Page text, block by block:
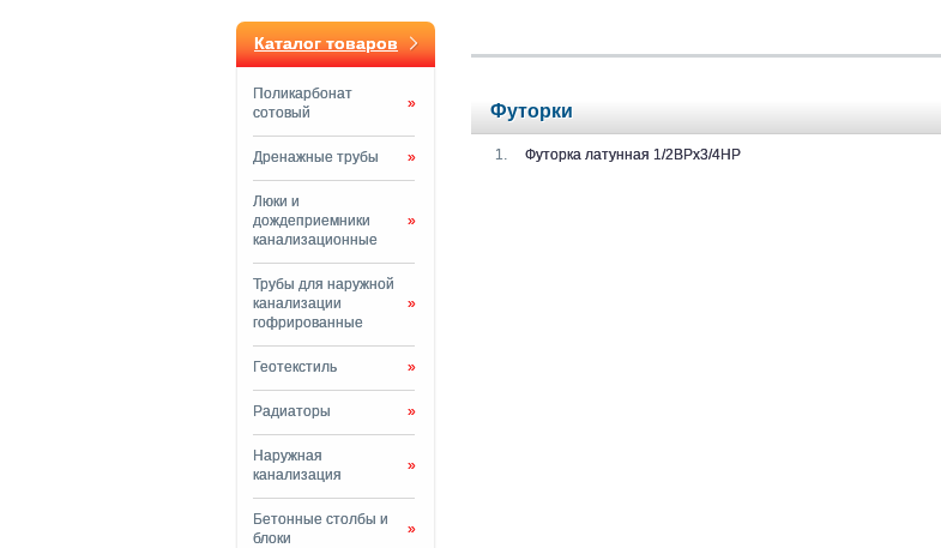
Каталог товаров
Поликарбонат
сотовый
»
Дренажные трубы »
Люки и
дождеприемники
канализационные
»
Трубы для наружной
канализации
гофрированные
»
Геотекстиль »
Радиаторы »
Наружная
канализация
»
Бетонные столбы и
блоки
»
Футорки
Футорка латунная 1/2ВРх3/4НР